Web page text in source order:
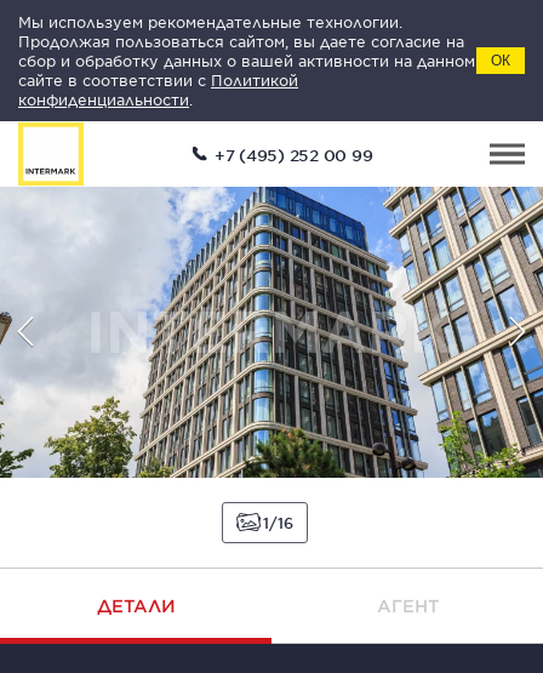
Мы используем рекомендательные технологии.
Продолжая пользоваться сайтом, вы даете согласие на
сбор и обработку данных о вашей активности на данном
сайте в соответствии с Политикой
конфиденциальности
ОК
+7 (495) 252 00 99
1 16
ДЕТАЛИ АГЕНТ